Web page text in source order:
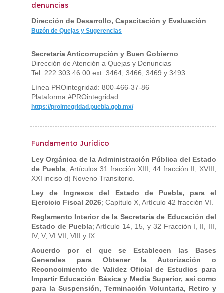
denuncias
Dirección de Desarrollo, Capacitación y Evaluación
Buzón de Quejas y Sugerencias
Secretaría Anticorrupción y Buen Gobierno
Dirección de Atención a Quejas y Denuncias
Tel: 222 303 46 00 ext. 3464, 3466, 3469 y 3493
Línea PROintegridad: 800-466-37-86
Plataforma #PROintegridad:
https://prointegridad.puebla.gob.mx/
Fundamento Jurídico
Ley Orgánica de la Administración Pública del Estado
de Puebla; Artículos 31 fracción XIII, 44 fracción II, XVIII,
XXI inciso d) Noveno Transitorio.
Ley de Ingresos del Estado de Puebla, para el
Ejercicio Fiscal 2026; Capítulo X, Artículo 42 fracción VI.
Reglamento Interior de la Secretaría de Educación del
Estado de Puebla; Artículo 14, 15, y 32 Fracción I, II, III,
IV, V, VI VII, VIII y IX.
Acuerdo por el que se Establecen las Bases
Generales para Obtener la Autorización o
Reconocimiento de Validez Oficial de Estudios para
Impartir Educación Básica y Media Superior, así como
para la Suspensión, Terminación Voluntaria, Retiro y